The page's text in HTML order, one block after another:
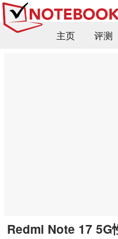
主页 评测
Redmi Note 17 5G